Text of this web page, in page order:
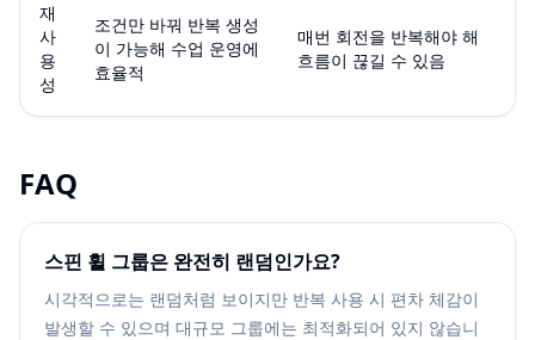
재
사
용
성
조건만 바꿔 반복 생성
이 가능해 수업 운영에
효율적
매번 회전을 반복해야 해
흐름이 끊길 수 있음
FAQ
스핀 휠 그룹은 완전히 랜덤인가요?
시각적으로는 랜덤처럼 보이지만 반복 사용 시 편차 체감이
발생할 수 있으며 대규모 그룹에는 최적화되어 있지 않습니